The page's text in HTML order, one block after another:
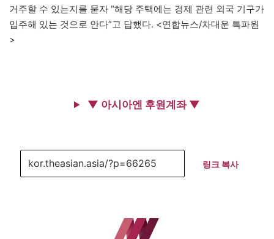
거주할 수 있는지를 묻자 “해당 주택에는 경제 관련 외국 기구가
입주해 있는 것으로 안다”고 답했다. <연합뉴스/차대운 특파원
>
▼ 아시아엔 후원계좌 ▼
링크 복사